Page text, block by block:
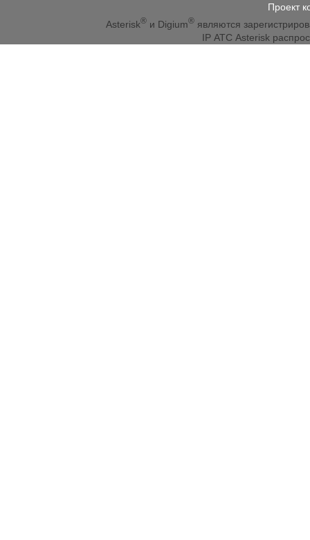
Проект
Asterisk® и Digium® являются
IP АТС Asterisk